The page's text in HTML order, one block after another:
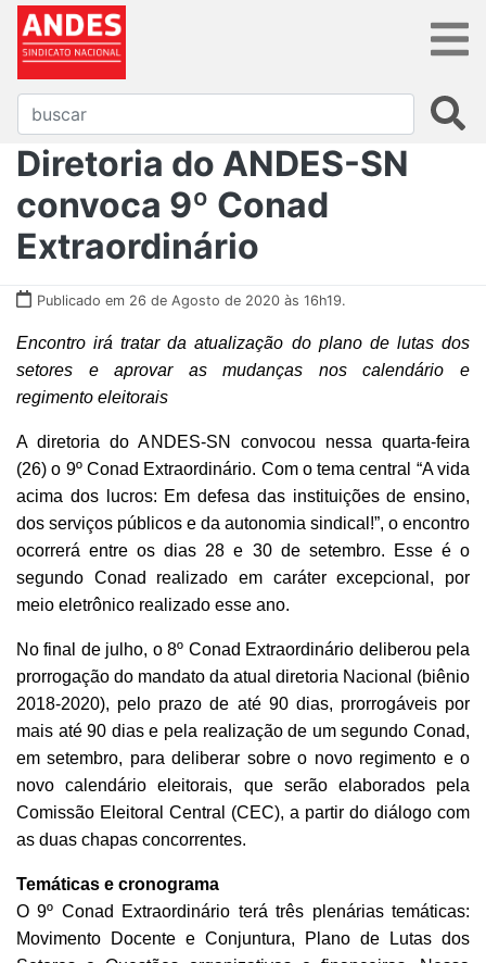
Diretoria do ANDES-SN
convoca 9º Conad
Extraordinário
Publicado em 26 de Agosto de 2020 às 16h19.
Encontro irá tratar da atualização do plano de lutas dos
setores e aprovar as mudanças nos calendário e
regimento eleitorais
A diretoria do ANDES-SN convocou nessa quarta-feira
(26) o 9º Conad Extraordinário. Com o tema central “A vida
acima dos lucros: Em defesa das instituições de ensino,
dos serviços públicos e da autonomia sindical!”, o encontro
ocorrerá entre os dias 28 e 30 de setembro. Esse é o
segundo Conad realizado em caráter excepcional, por
meio eletrônico realizado esse ano.
No final de julho, o 8º Conad Extraordinário deliberou pela
prorrogação do mandato da atual diretoria Nacional (biênio
2018-2020), pelo prazo de até 90 dias, prorrogáveis por
mais até 90 dias e pela realização de um segundo Conad,
em setembro, para deliberar sobre o novo regimento e o
novo calendário eleitorais, que serão elaborados pela
Comissão Eleitoral Central (CEC), a partir do diálogo com
as duas chapas concorrentes.
Temáticas e cronograma
O 9º Conad Extraordinário terá três plenárias temáticas:
Movimento Docente e Conjuntura, Plano de Lutas dos